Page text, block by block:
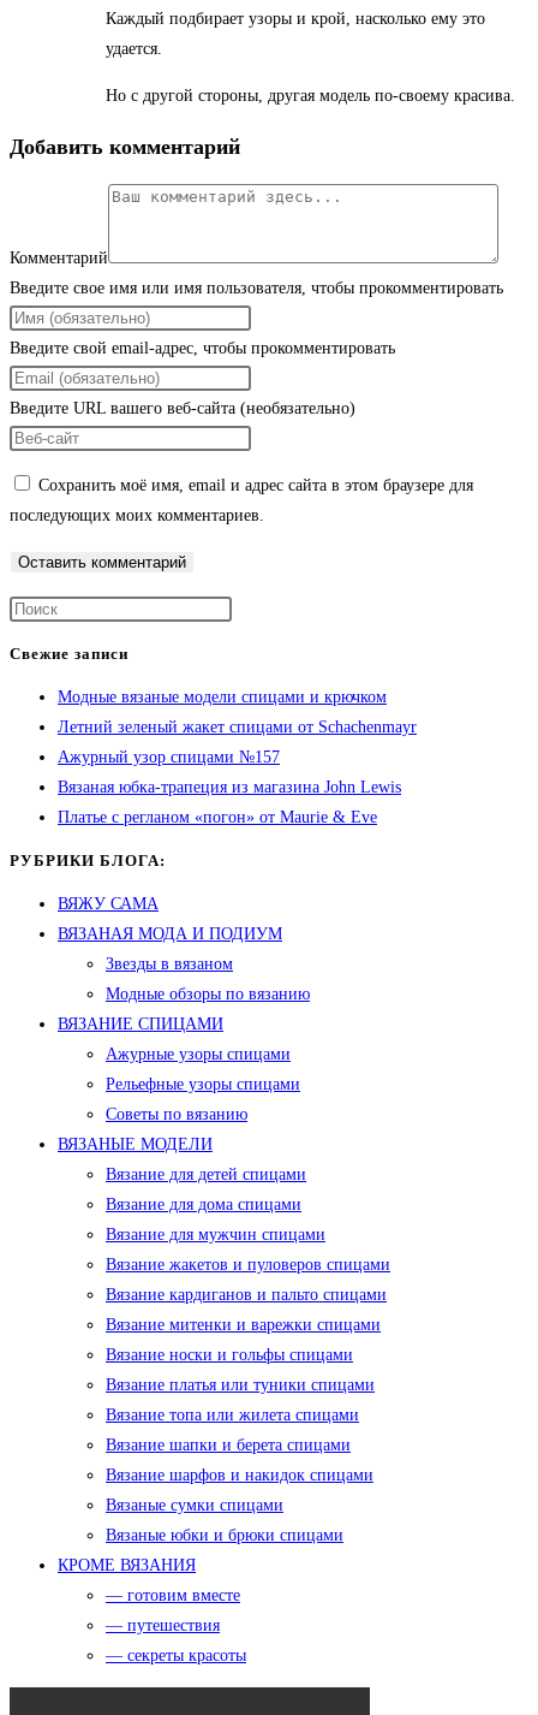
Каждый подбирает узоры и крой, насколько ему это
удается.
Но с другой стороны, другая модель по-своему красива.
Добавить комментарий
Комментарий
Введите свое имя или имя пользователя, чтобы прокомментировать
Введите свой email-адрес, чтобы прокомментировать
Введите URL вашего веб-сайта (необязательно)
Сохранить моё имя, email и адрес сайта в этом браузере для
последующих моих комментариев.
Свежие записи
Модные вязаные модели спицами и крючком
Летний зеленый жакет спицами от Schachenmayr
Ажурный узор спицами №157
Вязаная юбка-трапеция из магазина John Lewis
Платье с регланом «погон» от Maurie & Eve
РУБРИКИ БЛОГА:
ВЯЖУ САМА
ВЯЗАНАЯ МОДА И ПОДИУМ
Звезды в вязаном
Модные обзоры по вязанию
ВЯЗАНИЕ СПИЦАМИ
Ажурные узоры спицами
Рельефные узоры спицами
Советы по вязанию
ВЯЗАНЫЕ МОДЕЛИ
Вязание для детей спицами
Вязание для дома спицами
Вязание для мужчин спицами
Вязание жакетов и пуловеров спицами
Вязание кардиганов и пальто спицами
Вязание митенки и варежки спицами
Вязание носки и гольфы спицами
Вязание платья или туники спицами
Вязание топа или жилета спицами
Вязание шапки и берета спицами
Вязание шарфов и накидок спицами
Вязаные сумки спицами
Вязаные юбки и брюки спицами
КРОМЕ ВЯЗАНИЯ
— готовим вместе
— путешествия
— секреты красоты